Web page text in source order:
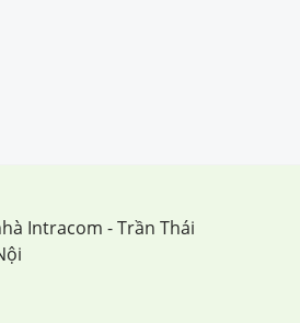
Intracom - Trần Thái